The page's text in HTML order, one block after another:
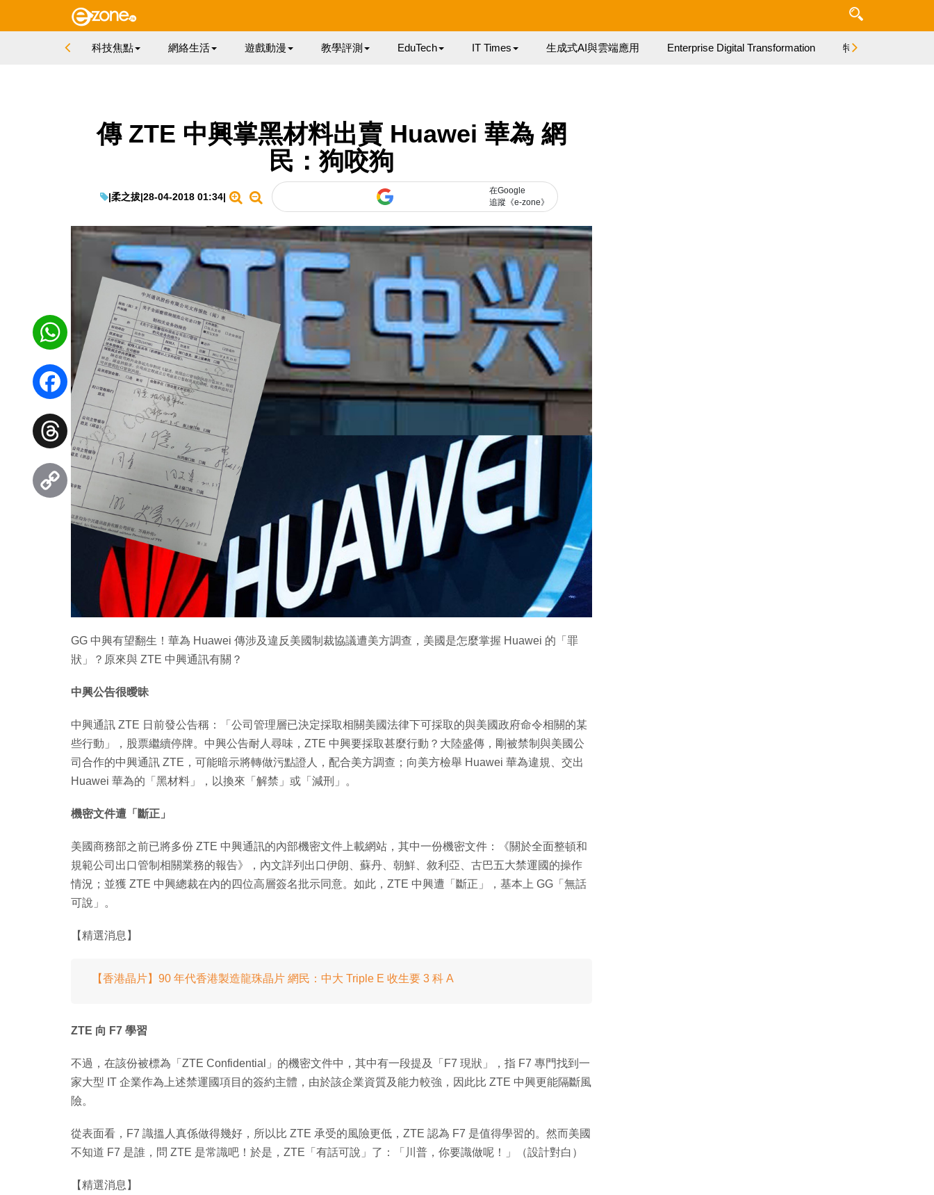
科技焦點 網絡生活 遊戲動漫 教學評測 EduTech IT Times 生成式AI與雲端應用 Enterprise Digital Transformation 特集
傳 ZTE 中興掌黑材料出賣 Huawei 華為 網
民：狗咬狗
|柔之拔|28-04-2018 01:34|
在Google
追蹤《e-zone》
GG 中興有望翻生！華為 Huawei 傳涉及違反美國制裁協議遭美方調查，美國是怎麼掌握 Huawei 的「罪
狀」？原來與 ZTE 中興通訊有關？
中興公告很曖昧
中興通訊 ZTE 日前發公告稱：「公司管理層已決定採取相關美國法律下可採取的與美國政府命令相關的某
些行動」，股票繼續停牌。中興公告耐人尋味，ZTE 中興要採取甚麼行動？大陸盛傳，剛被禁制與美國公
司合作的中興通訊 ZTE，可能暗示將轉做污點證人，配合美方調查；向美方檢舉 Huawei 華為違規、交出
Huawei 華為的「黑材料」，以換來「解禁」或「減刑」。
機密文件遭「斷正」
美國商務部之前已將多份 ZTE 中興通訊的內部機密文件上載網站，其中一份機密文件：《關於全面整頓和
規範公司出口管制相關業務的報告》，內文詳列出口伊朗、蘇丹、朝鮮、敘利亞、古巴五大禁運國的操作
情況；並獲 ZTE 中興總裁在內的四位高層簽名批示同意。如此，ZTE 中興遭「斷正」，基本上 GG「無話
可說」。
【精選消息】
【香港晶片】90 年代香港製造龍珠晶片 網民：中大 Triple E 收生要 3 科 A
ZTE 向 F7 學習
不過，在該份被標為「ZTE Confidential」的機密文件中，其中有一段提及「F7 現狀」，指 F7 專門找到一
家大型 IT 企業作為上述禁運國項目的簽約主體，由於該企業資質及能力較強，因此比 ZTE 中興更能隔斷風
險。
從表面看，F7 識搵人真係做得幾好，所以比 ZTE 承受的風險更低，ZTE 認為 F7 是值得學習的。然而美國
不知道 F7 是誰，問 ZTE 是常識吧！於是，ZTE「有話可說」了：「川普，你要識做呢！」（設計對白）
【精選消息】
WhatsApp
Facebook
Threads
Copy